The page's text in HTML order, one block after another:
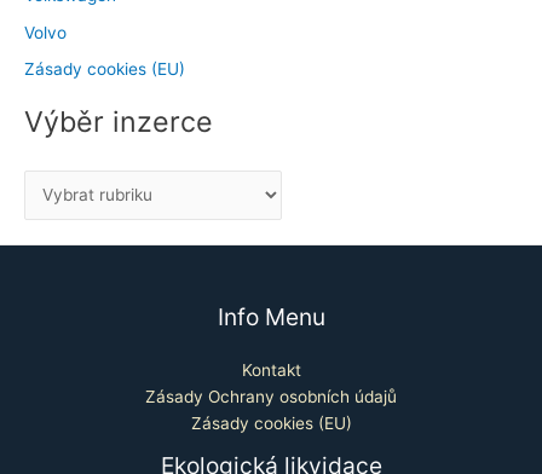
Volvo
Zásady cookies (EU)
Výběr inzerce
Info Menu
Kontakt
Zásady Ochrany osobních údajů
Zásady cookies (EU)
Ekologická likvidace